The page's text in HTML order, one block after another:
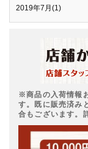
2019年7月(1)
※商品の入荷情報
す。既に販売済み
合もございます。